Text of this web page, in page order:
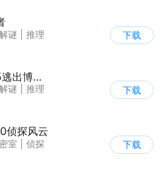
谜
推理
下载
密室逃脱5逃出博物馆
谜
推理
下载
侦探风云
密室
侦探
下载